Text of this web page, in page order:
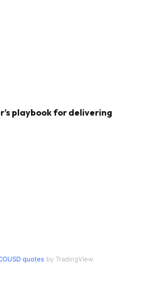
playbook for delivering
quotes by TradingView